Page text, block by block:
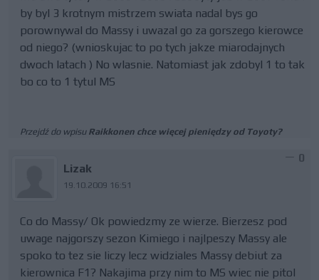
by byl 3 krotnym mistrzem swiata nadal bys go
porownywal do Massy i uwazal go za gorszego kierowce
od niego? (wnioskujac to po tych jakze miarodajnych
dwoch latach ) No wlasnie. Natomiast jak zdobyl 1 to tak
bo co to 1 tytul MS
Przejdź do wpisu Raikkonen chce więcej pieniędzy od Toyoty?
Lizak
19.10.2009 16:51
0
Co do Massy/ Ok powiedzmy ze wierze. Bierzesz pod
uwage najgorszy sezon Kimiego i najlpeszy Massy ale
spoko to tez sie liczy lecz widziales Massy debiut za
kierownica F1? Nakajima przy nim to MS wiec nie pitol